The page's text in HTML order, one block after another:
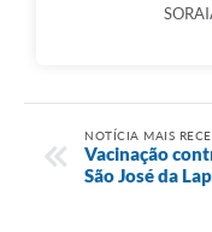
NOTÍCIA MAIS
Vacinação
São José da